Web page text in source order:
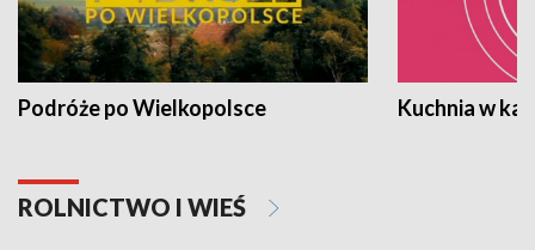
Podróże po Wielkopolsce Kuchnia w
ROLNICTWO I WIEŚ